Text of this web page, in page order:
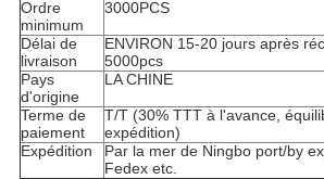
Ordre
minimum
3000PCS
Délai de
livraison
ENVIRON 15-20 jours après
5000pcs
Pays
d'origine
LA CHINE
Terme de
paiement
T/T (30% TTT à l'avance,
expédition)
Expédition
Par la mer de Ningbo port/by
Fedex etc.